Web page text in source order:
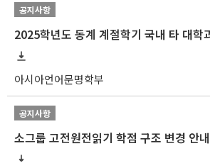
공지사항
아시아언어문명학부
공지사항
소그룹 고전원전읽기 학점 구조 변경 안내